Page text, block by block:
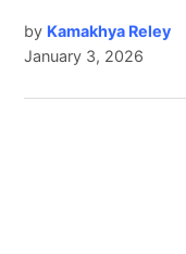
by Kamakhya Reley
January 3, 2026